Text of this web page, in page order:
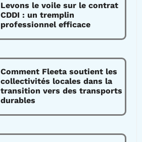
Levons le voile sur le contrat
CDDI : un tremplin
professionnel efficace
Comment Fleeta soutient les
collectivités locales dans la
transition vers des transports
durables